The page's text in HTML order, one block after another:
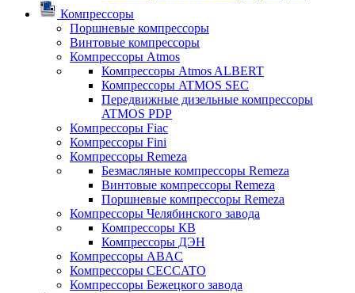
Компрессоры
Поршневые компрессоры
Винтовые компрессоры
Компрессоры Atmos
Компрессоры Atmos ALBERT
Компрессоры ATMOS SEC
Передвижные дизельные компрессоры
ATMOS PDP
Компрессоры Fiac
Компрессоры Fini
Компрессоры Remeza
Безмасляные компрессоры Remeza
Винтовые компрессоры Remeza
Поршневые компрессоры Remeza
Компрессоры Челябинского завода
Компрессоры КВ
Компрессоры ДЭН
Компрессоры ABAC
Компрессоры CECCATO
Компрессоры Бежецкого завода